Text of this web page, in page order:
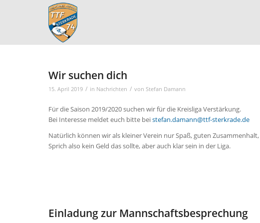
Wir suchen dich
15. April 2019 / in Nachrichten / von Stefan Damann
Für die Saison 2019/2020 suchen wir für die Kreisliga Verstärkung.
Bei Interesse meldet euch bitte beistefan.damann@ttf-sterkrade.de
Natürlich können wir als kleiner Verein nur Spaß, guten
Sprich also kein Geld das sollte, aber auch klar sein in der Liga.
Einladung zur Mannschaftsbesprechung